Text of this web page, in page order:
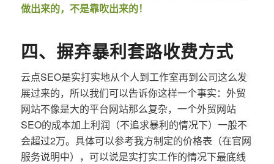
做出来的，不是靠吹出来的！
四、摒弃暴利套路收费方式
云点SEO是实打实地从个人到工作室再到公司这么发
展过来的，所以我们可以告诉你这样一个事实：外贸
网站不像是大的平台网站那么复杂，一个外贸网站
SEO的成本加上利润（不追求暴利的情况下）一般不
会超过2万。具体可以参考我方制定的价格表（在官网
服务说明中），可以说是实打实工作的情况下最底线